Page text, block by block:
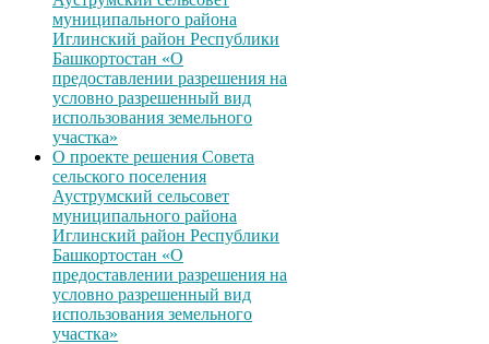
муниципального района
Иглинский район Республики
Башкортостан «О
предоставлении разрешения на
условно разрешенный вид
использования земельного
участка»
О проекте решения Совета
сельского поселения
Ауструмский сельсовет
муниципального района
Иглинский район Республики
Башкортостан «О
предоставлении разрешения на
условно разрешенный вид
использования земельного
участка»